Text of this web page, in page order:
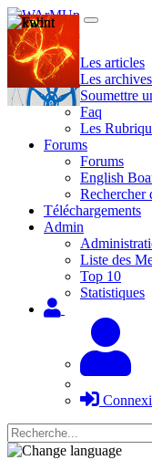
Site
Les articles
Les archives
Soumettre
Faq
Les
Forums
Forums
English
Rechercher
Téléchargements
Admin
Liste des
Top 10
Statistiques